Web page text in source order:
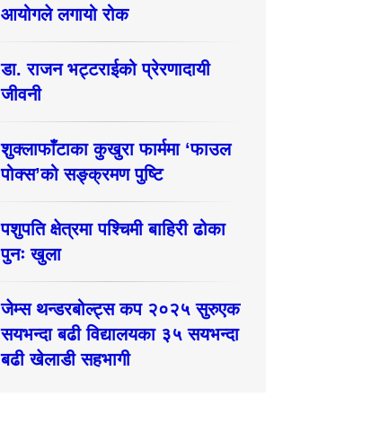
आयोगले लगायो रोक
डा. राजन भट्टराईको प्रेरणादायी
जीवनी
शुक्लाफाँटाका कुखुरा फार्ममा ‘फाउल
पोक्स’को सङ्क्रमण पुष्टि
पशुपति क्षेत्रमा पश्चिमी बाहिरी ढोका
पुनः खुला
जेम्स थन्डरबोल्ट्स कप २०२५ सुरुएक
सयभन्दा बढी विद्यालयका ३५ सयभन्दा
बढी खेलाडी सहभागी